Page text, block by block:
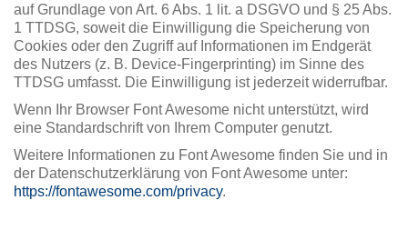
auf Grundlage von Art. 6 Abs. 1 lit. a DSGVO und § 25 Abs.
1 TTDSG, soweit die Einwilligung die Speicherung von
Cookies oder den Zugriff auf Informationen im Endgerät
des Nutzers (z. B. Device-Fingerprinting) im Sinne des
TTDSG umfasst. Die Einwilligung ist jederzeit widerrufbar.
Wenn Ihr Browser Font Awesome nicht unterstützt, wird
eine Standardschrift von Ihrem Computer genutzt.
Weitere Informationen zu Font Awesome finden Sie und in
der Datenschutzerklärung von Font Awesome unter:
https://fontawesome.com/privacy.